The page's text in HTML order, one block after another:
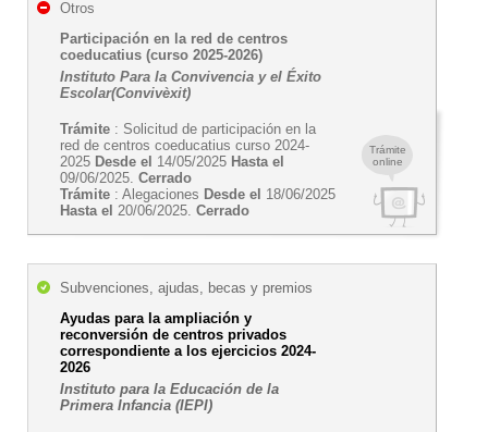
Trámite
online
Otros
Participación en la red de centros
coeducatius (curso 2025-2026)
Instituto Para la Convivencia y el Éxito
Escolar(Convivèxit)
Trámite : Solicitud de participación en la
red de centros coeducatius curso 2024-
2025 Desde el 14/05/2025 Hasta el
09/06/2025. Cerrado
Trámite : Alegaciones Desde el 18/06/2025
Hasta el 20/06/2025. Cerrado
Subvenciones, ajudas, becas y premios
Ayudas para la ampliación y
reconversión de centros privados
correspondiente a los ejercicios 2024-
2026
Instituto para la Educación de la
Primera Infancia (IEPI)